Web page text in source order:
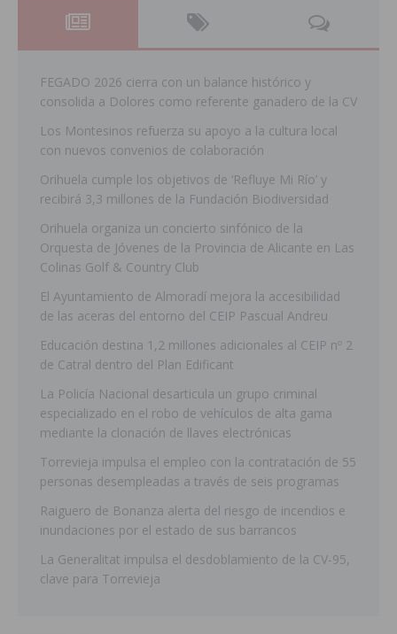
FEGADO 2026 cierra con un balance histórico y
consolida a Dolores como referente ganadero de la CV
Los Montesinos refuerza su apoyo a la cultura local
con nuevos convenios de colaboración
Orihuela cumple los objetivos de ‘Refluye Mi Río’ y
recibirá 3,3 millones de la Fundación Biodiversidad
Orihuela organiza un concierto sinfónico de la
Orquesta de Jóvenes de la Provincia de Alicante en Las
Colinas Golf & Country Club
El Ayuntamiento de Almoradí mejora la accesibilidad
de las aceras del entorno del CEIP Pascual Andreu
Educación destina 1,2 millones adicionales al CEIP nº 2
de Catral dentro del Plan Edificant
La Policía Nacional desarticula un grupo criminal
especializado en el robo de vehículos de alta gama
mediante la clonación de llaves electrónicas
Torrevieja impulsa el empleo con la contratación de 55
personas desempleadas a través de seis programas
Raiguero de Bonanza alerta del riesgo de incendios e
inundaciones por el estado de sus barrancos
La Generalitat impulsa el desdoblamiento de la CV-95,
clave para Torrevieja